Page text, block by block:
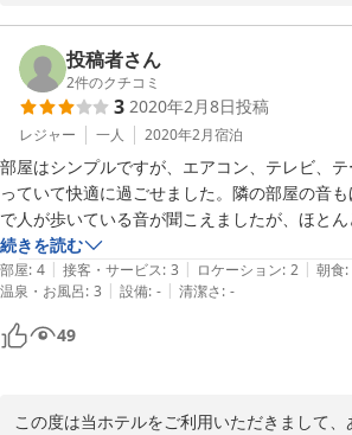
申し訳ございませんでした。
当ホテルは「本館カンガルーホテル」と「新
SIDE_B」がございますが、現在、コロナ禍
ご予約が大変多くなり、そのほとんどが男性
ため、女性のお客様のお部屋は、本館のご
用意しております。
当ホテルでは洗面所、バスルーム・シャワー
す）が男女共用となりますので、男性ばかり
不便ではないかと考えているためです。
その影響で、新館のご予約の男性のお客様を
今回、上記の状況が発生したためにお客様の
投稿者さん
2件のクチコミ
3 2020年2月8日投稿
レジャー 一人 2020年2月宿泊
部屋はシンプルですが、エアコン、テレビ、
っていて快適に過ごせました。隣の部屋の音
で人が歩いている音が聞こえましたが、ほと
た。チェックイン時間に間に合えば、また利用
続きを読む
部屋: 4 | 接客・サービス: 3 | ロケーション: 2 | 朝食:
温泉・お風呂: 3 | 設備: - | 清潔さ: -
49
この度は当ホテルをご利用いただきまして、